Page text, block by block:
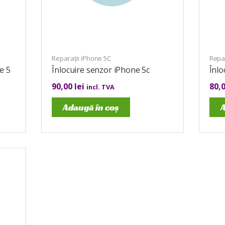
5
Reparații iPhone 5C
Înlocuire senzor iPhone 5c
90,00 lei incl. TVA
Adaugă în coș